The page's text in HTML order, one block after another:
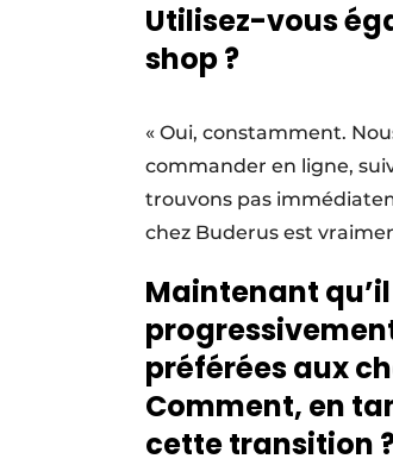
Utilisez-vous
shop ?
« Oui, constamment.
commander en ligne,
trouvons pas
chez Buderus est
Maintenant
préférées aux
Comment, en
cette transition